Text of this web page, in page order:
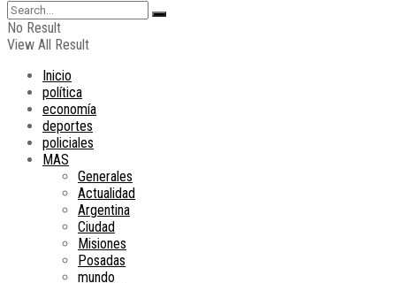
No Result
View All Result
Inicio
política
economía
deportes
policiales
MAS
Generales
Actualidad
Argentina
Ciudad
Misiones
Posadas
mundo